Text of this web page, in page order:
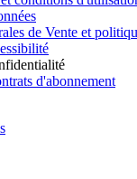
de Vente et
d'abonnement